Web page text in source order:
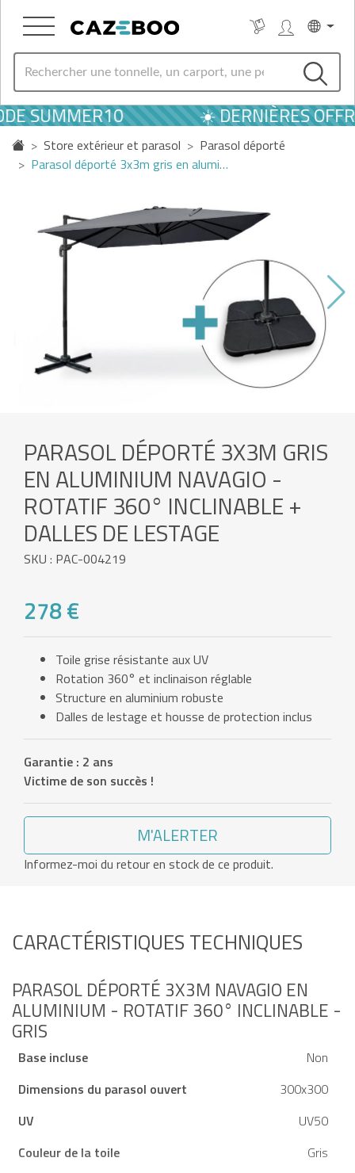
SUMMER10 ☀️ DERNIÈRES
Store extérieur et parasol
Parasol déporté
Parasol déporté 3x3m gris en alumi…
PARASOL DÉPORTÉ 3X3M GRIS
EN ALUMINIUM NAVAGIO -
ROTATIF 360° INCLINABLE +
DALLES DE LESTAGE
SKU : PAC-004219
278 €
Toile grise résistante aux UV
Rotation 360° et inclinaison réglable
Structure en aluminium robuste
Dalles de lestage et housse de protection inclus
Garantie : 2 ans
Victime de son succès !
M'ALERTER
Informez-moi du retour en stock de ce produit.
CARACTÉRISTIQUES TECHNIQUES
PARASOL DÉPORTÉ 3X3M NAVAGIO EN
ALUMINIUM - ROTATIF 360° INCLINABLE -
GRIS
Base incluse
Non
Dimensions du parasol ouvert
300x300
UV
UV50
Couleur de la toile
Gris